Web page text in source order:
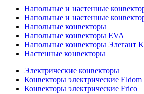
Напольные и настенные
Напольные и настенные
Напольные конвекторы
Напольные конвекторы EVA
Напольные конвекторы Элегант
Настенные конвекторы
Электрические конвекторы
Конвекторы электрические Eldom
Конвекторы электрические Frico